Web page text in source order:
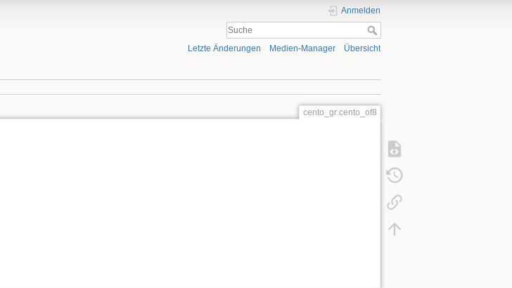
Anmelden
Letzte Änderungen Medien-Manager Übersicht
cento_gr:cento_of8